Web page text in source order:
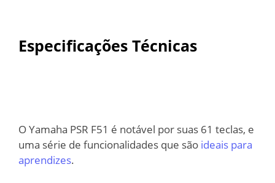
Especificações Técnicas
O Yamaha PSR F51 é notável por suas 61 teclas, e
uma série de funcionalidades que são ideais para
aprendizes.